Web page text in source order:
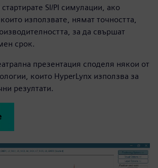
SI/PI симулации, ако
използвате, нямат точността,
за да свършат
срок.
презентация споделя някои от
които HyperLynx използва за
резултати.